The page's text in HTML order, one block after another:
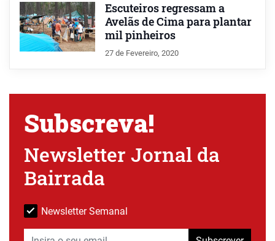
Escuteiros regressam a
Avelãs de Cima para plantar
mil pinheiros
27 de Fevereiro, 2020
Subscreva!
Newsletter Jornal da
Bairrada
Newsletter Semanal